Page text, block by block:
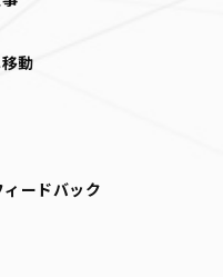
動
ィードバック